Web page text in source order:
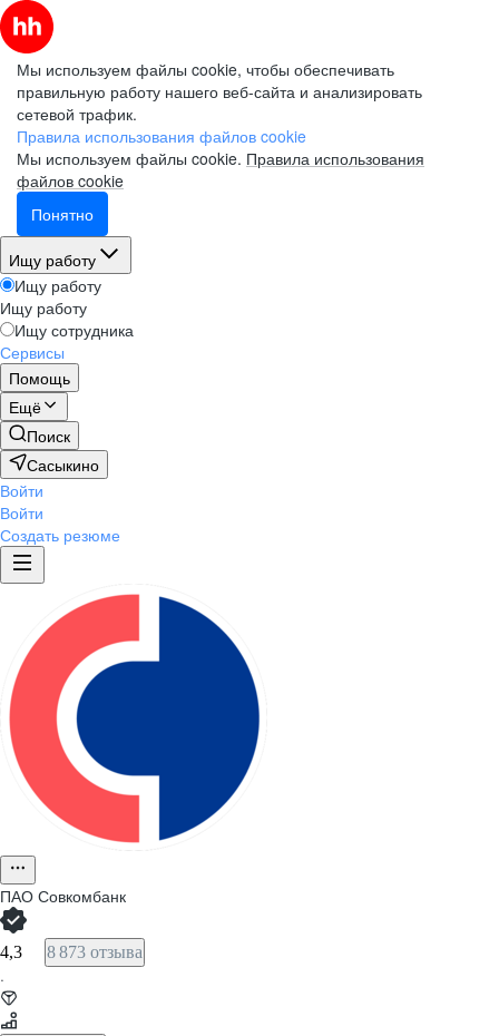
Мы используем файлы cookie, чтобы обеспечивать
правильную работу нашего веб-сайта и анализировать
сетевой трафик.
Правила использования файлов cookie
Мы используем файлы cookie. Правила использования
файлов cookie
Понятно
Ищу работу
Ищу работу
Ищу работу
Ищу сотрудника
Сервисы
Помощь
Ещё
Поиск
Сасыкино
Войти
Войти
Создать резюме
ПАО Совкомбанк
4,3 8 873 отзыва
·